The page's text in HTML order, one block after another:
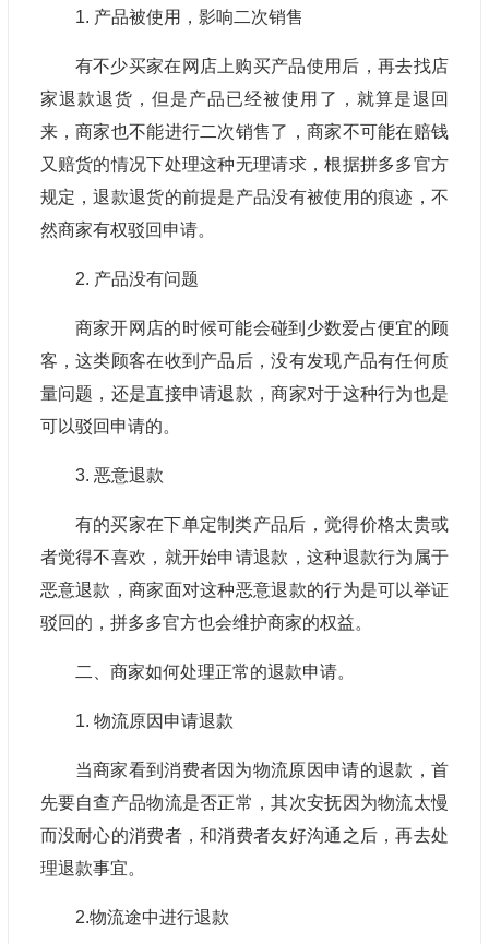
1. 产品被使用，影响二次销售
有不少买家在网店上购买产品使用后，再去找店
家退款退货，但是产品已经被使用了，就算是退回
来，商家也不能进行二次销售了，商家不可能在赔钱
又赔货的情况下处理这种无理请求，根据拼多多官方
规定，退款退货的前提是产品没有被使用的痕迹，不
然商家有权驳回申请。
2. 产品没有问题
商家开网店的时候可能会碰到少数爱占便宜的顾
客，这类顾客在收到产品后，没有发现产品有任何质
量问题，还是直接申请退款，商家对于这种行为也是
可以驳回申请的。
3. 恶意退款
有的买家在下单定制类产品后，觉得价格太贵或
者觉得不喜欢，就开始申请退款，这种退款行为属于
恶意退款，商家面对这种恶意退款的行为是可以举证
驳回的，拼多多官方也会维护商家的权益。
二、商家如何处理正常的退款申请。
1. 物流原因申请退款
当商家看到消费者因为物流原因申请的退款，首
先要自查产品物流是否正常，其次安抚因为物流太慢
而没耐心的消费者，和消费者友好沟通之后，再去处
理退款事宜。
2.物流途中进行退款